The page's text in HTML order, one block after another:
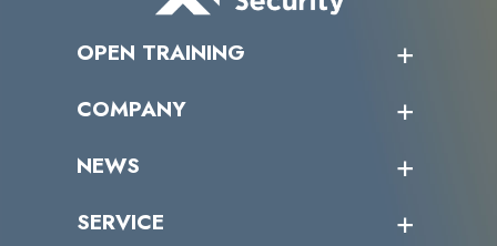
OPEN TRAINING
受講者の声
COMPANY
トップメッセージ
ミッション／ビジョン
NEWS
サイバーニュース
SERVICE